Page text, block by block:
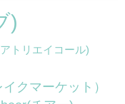
)
トリエイコール)
クマーケット）